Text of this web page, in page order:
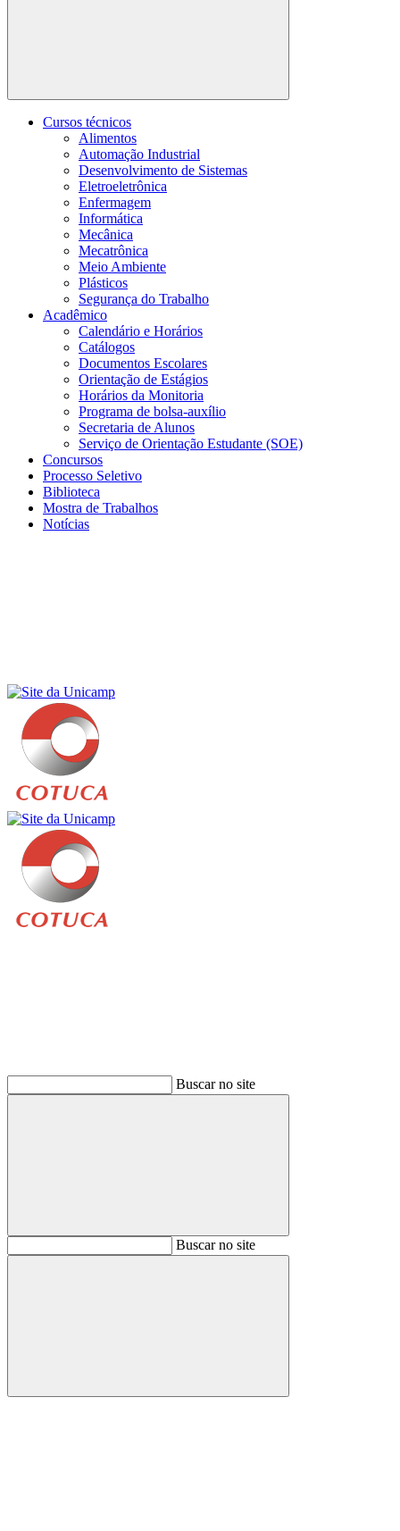
Buscar
Cursos técnicos
Alimentos
Automação Industrial
Desenvolvimento de Sistemas
Eletroeletrônica
Enfermagem
Informática
Mecânica
Mecatrônica
Meio Ambiente
Plásticos
Segurança do Trabalho
Acadêmico
Calendário e Horários
Catálogos
Documentos Escolares
Orientação de Estágios
Horários da Monitoria
Programa de bolsa-auxílio
Secretaria de Alunos
Serviço de Orientação Estudante (SOE)
Concursos
Processo Seletivo
Biblioteca
Mostra de Trabalhos
Notícias
Buscar no site
BuscarBuscar no site
Buscar